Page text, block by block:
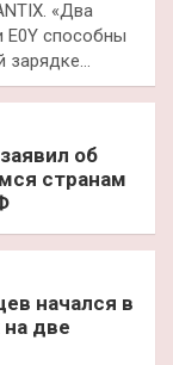
«Два
E0Y способны
зарядке…
об
странам
начался в
две